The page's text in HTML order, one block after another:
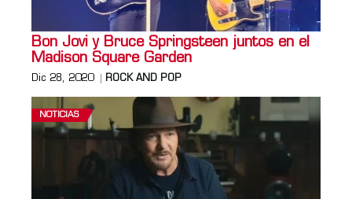
Bon Jovi y Bruce Springsteen juntos en el
Madison Square Garden
Dic 28, 2020 ROCK AND POP
NOTICIAS